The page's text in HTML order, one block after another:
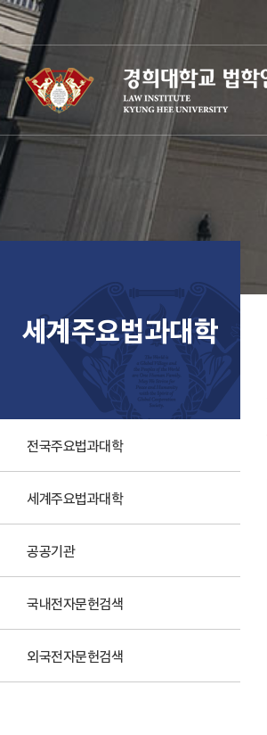
세계주요법과대학
전국주요법과대학
세계주요법과대학
공공기관
국내전자문헌검색
외국전자문헌검색